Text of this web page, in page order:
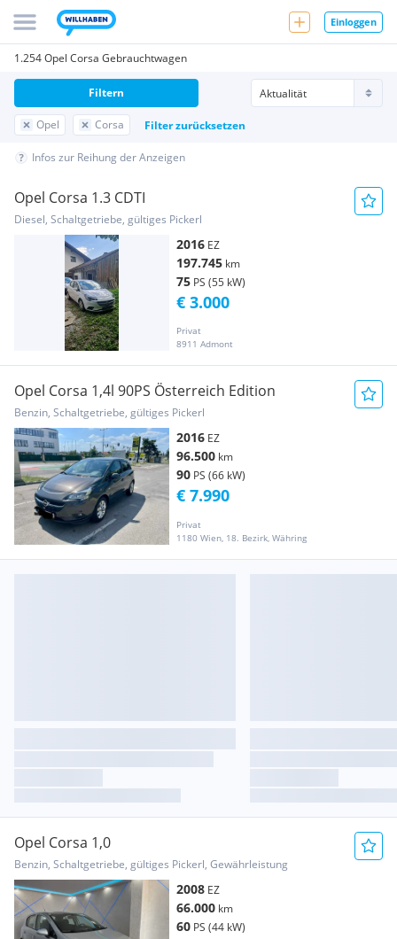
Einloggen
1.254 Opel Corsa Gebrauchtwagen
Opel Corsa Filter zurücksetzen
Filtern
Infos zur Reihung der Anzeigen
Opel Corsa 1.3 CDTI
Diesel, Schaltgetriebe, gültiges Pickerl
2016 EZ
197.745 km
75 PS (55 kW)
Privat
8911 Admont
€ 3.000
Opel Corsa 1,4l 90PS Österreich Edition
Benzin, Schaltgetriebe, gültiges Pickerl
2016 EZ
96.500 km
90 PS (66 kW)
Privat
1180 Wien, 18. Bezirk, Währing
€ 7.990
Opel Corsa 1,0
Benzin, Schaltgetriebe, gültiges Pickerl, Gewährleistung
2008 EZ
66.000 km
60 PS (44 kW)